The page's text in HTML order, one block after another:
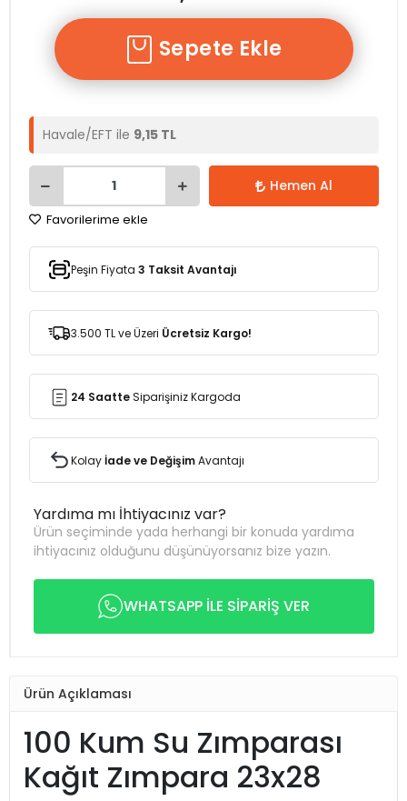
Sepete Ekle
Havale/EFT ile 9,15 TL
Hemen Al
Favorilerime ekle
Peşin Fiyata 3 Taksit Avantajı
3.500 TL ve Üzeri Ücretsiz Kargo!
24 SaatteSiparişiniz Kargoda
Kolayİade ve DeğişimAvantajı
Yardıma mı İhtiyacınız var?
Ürün seçiminde yada herhangi bir konuda yardıma
ihtiyacınız olduğunu düşünüyorsanız bize yazın.
WHATSAPP İLE SİPARİŞ VER
Ürün Açıklaması
100 Kum Su Zımparası
Kağıt Zımpara 23x28